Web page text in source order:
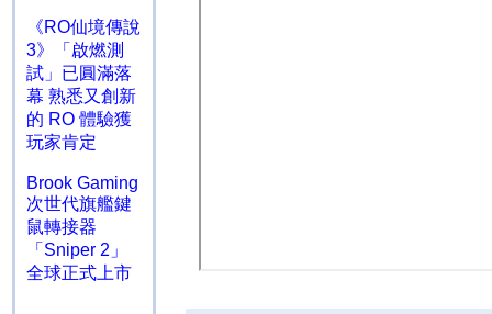
《RO仙境傳說
3》「啟燃測
試」已圓滿落
幕 熟悉又創新
的 RO 體驗獲
玩家肯定
Brook Gaming
次世代旗艦鍵
鼠轉接器
「Sniper 2」
全球正式上市